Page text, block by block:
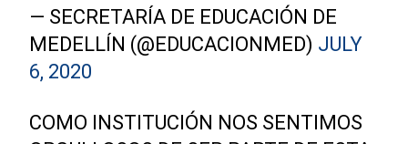
— SECRETARÍA DE EDUCACIÓN DE
MEDELLÍN (@EDUCACIONMED) JULY
6, 2020
COMO INSTITUCIÓN NOS SENTIMOS